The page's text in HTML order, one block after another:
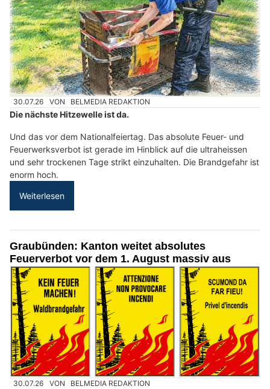
30.07.26 VON BELMEDIA REDAKTION
Die nächste Hitzewelle ist da.
Und das vor dem Nationalfeiertag. Das absolute Feuer- und
Feuerwerksverbot ist gerade im Hinblick auf die ultraheissen
und sehr trockenen Tage strikt einzuhalten. Die Brandgefahr ist
enorm hoch.
Weiterlesen
Graubünden: Kanton weitet absolutes
Feuerverbot vor dem 1. August massiv aus
30.07.26 VON BELMEDIA REDAKTION